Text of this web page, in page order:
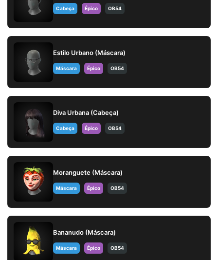
Cabeça Épico OB54
Estilo Urbano (Máscara)
Máscara Épico OB54
Diva Urbana (Cabeça)
Cabeça Épico OB54
Moranguete (Máscara)
Máscara Épico OB54
Bananudo (Máscara)
Máscara Épico OB54